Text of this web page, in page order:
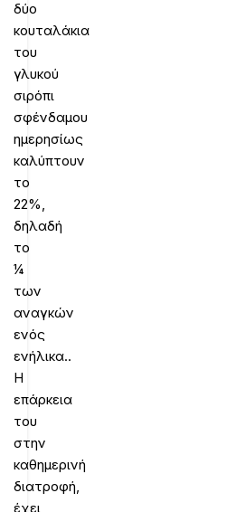
δύο
κουταλάκια
του
γλυκού
σιρόπι
σφένδαμου
ημερησίως
καλύπτουν
το
22%,
δηλαδή
το
¼
των
αναγκών
ενός
ενήλικα..
Η
επάρκεια
του
στην
καθημερινή
διατροφή,
έχει